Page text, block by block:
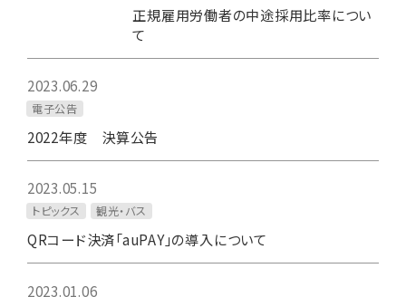
正規雇用労働者の中途採用比率につい
て
2023.06.29
電子公告
2022年度 決算公告
2023.05.15
トピックス 観光・バス
QRコード決済「auPAY」の導入について
2023.01.06